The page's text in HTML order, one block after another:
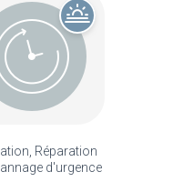
Réparation
d'urgence